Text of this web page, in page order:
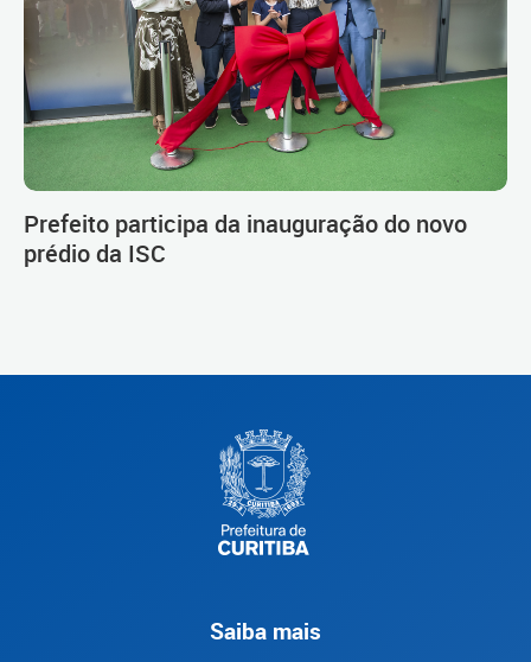
Prefeito participa da inauguração do novo
prédio da ISC
Saiba mais